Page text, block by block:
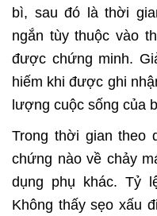
bì, sau đó là thời
ngắn tùy thuộc vào
được chứng minh.
hiếm khi được ghi
lượng cuộc sống của
Trong thời gian theo
chứng nào về chảy
dụng phụ khác. Tỷ
Không thấy sẹo xấu